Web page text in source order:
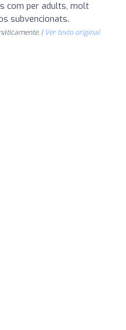
com per adults, molt
subvencionats.
| Ver texto original